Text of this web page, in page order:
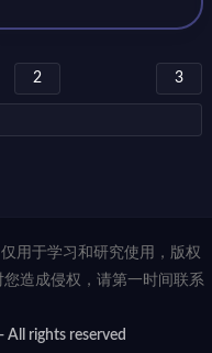
2 3
用于学习和研究使用，版权
造成侵权，请第一时间联系
- All rights reserved